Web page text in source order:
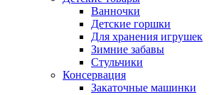
Ванночки
Детские горшки
Для хранения игрушек
Зимние забавы
Стульчики
Консервация
Закаточные машинки